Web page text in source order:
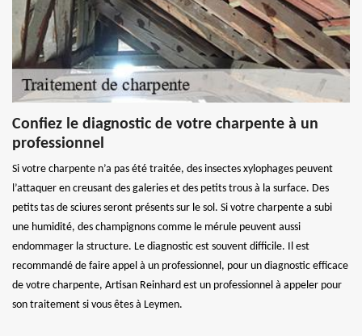
Confiez le diagnostic de votre charpente à un
professionnel
Si votre charpente n’a pas été traitée, des insectes xylophages peuvent
l’attaquer en creusant des galeries et des petits trous à la surface. Des
petits tas de sciures seront présents sur le sol. Si votre charpente a subi
une humidité, des champignons comme le mérule peuvent aussi
endommager la structure. Le diagnostic est souvent difficile. Il est
recommandé de faire appel à un professionnel, pour un diagnostic efficace
de votre charpente, Artisan Reinhard est un professionnel à appeler pour
son traitement si vous êtes à Leymen.